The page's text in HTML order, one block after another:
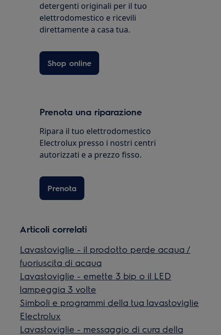
detergenti originali per il tuo
elettrodomestico e ricevili
direttamente a casa tua.
Shop online
Prenota una riparazione
Ripara il tuo elettrodomestico
Electrolux presso i nostri centri
autorizzati e a prezzo fisso.
Prenota
Articoli correlati
Lavastoviglie - il prodotto perde acqua /
fuoriuscita di acqua
Lavastoviglie - emette 3 bip o il LED
lampeggia 3 volte
Simboli e programmi della tua lavastoviglie
Electrolux
Lavastoviglie - messaggio di cura della